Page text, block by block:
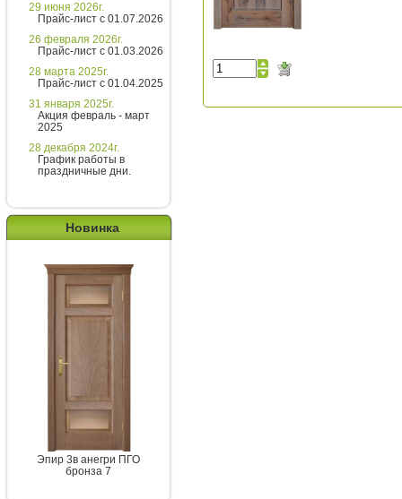
29 июня 2026г.
Прайс-лист с 01.07.2026
26 февраля 2026г.
Прайс-лист с 01.03.2026
28 марта 2025г.
Прайс-лист с 01.04.2025
31 января 2025г.
Акция февраль - март
2025
28 декабря 2024г.
График работы в
праздничные дни.
Новинка
Эпир 3в анегри ПГО
бронза 7
Введите сообщение
Хотите получить расчет
стоимости за 5 минут?
Напишите мне и я все расскажу
подробно!